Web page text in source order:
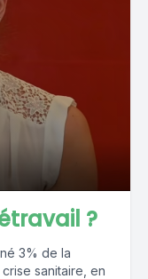
?
3% de la
sanitaire, en